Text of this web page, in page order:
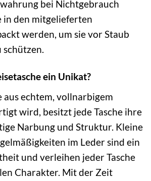
bei Nichtgebrauch
in den mitgelieferten
werden, um sie vor Staub
ein Unikat?
aus echtem, vollnarbigem
wird, besitzt jede Tasche ihre
Narbung und Struktur. Kleine
im Leder sind ein
und verleihen jeder Tasche
Charakter. Mit der Zeit